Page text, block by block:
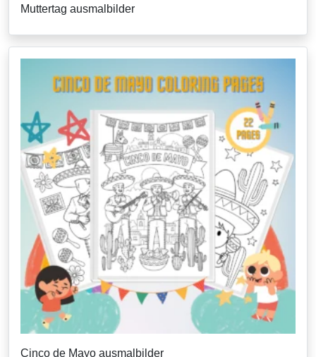
Muttertag ausmalbilder
Cinco de Mayo ausmalbilder